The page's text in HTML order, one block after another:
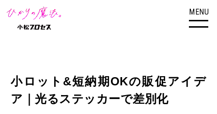
小ロット&短納期OKの販促アイデ
ア｜光るステッカーで差別化
MENU